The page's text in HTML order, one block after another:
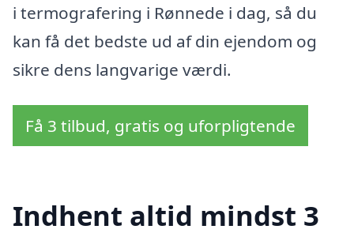
i termografering i Rønnede i dag, så du
kan få det bedste ud af din ejendom og
sikre dens langvarige værdi.
Få 3 tilbud, gratis og uforpligtende
Indhent altid mindst 3